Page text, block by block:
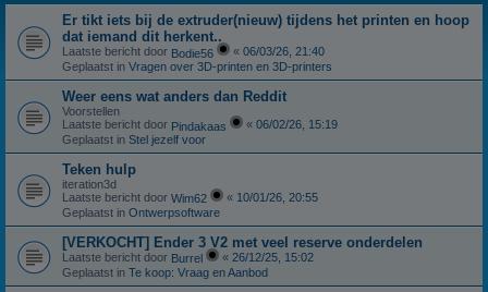
Er tikt iets bij de extruder(nieuw) tijdens het printen en hoop
dat iemand dit herkent..
Laatste bericht door Bodie56 « 06/03/26, 21:40
Geplaatst in Vragen over 3D-printen en 3D-printers
Weer eens wat anders dan Reddit
Voorstellen
Laatste bericht door Pindakaas « 06/02/26, 15:19
Geplaatst in Stel jezelf voor
Teken hulp
iteration3d
Laatste bericht door Wim62 « 10/01/26, 20:55
Geplaatst in Ontwerpsoftware
[VERKOCHT] Ender 3 V2 met veel reserve onderdelen
Laatste bericht door Burrel « 26/12/25, 15:02
Geplaatst in Te koop: Vraag en Aanbod